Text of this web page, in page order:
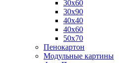
30х60
30х90
40х40
40х60
50х70
Пенокартон
Модульные картины